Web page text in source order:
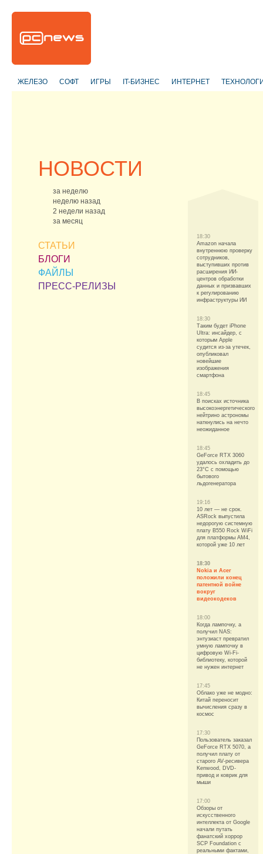
ЖЕЛЕЗО СОФТ ИГРЫ IT-БИЗНЕС ИНТЕРНЕТ
НОВОСТИ
за неделю
неделю назад
2 недели назад
за месяц
СТАТЬИ
БЛОГИ
ФАЙЛЫ
ПРЕСС-РЕЛИЗЫ
18:30
Amazon начала
внутреннюю проверку
сотрудников,
выступивших против
расширения ИИ-
центров обработки
данных и призвавших
к регулированию
инфраструктуры ИИ
18:30
Таким будет iPhone
Ultra: инсайдер, с
которым Apple
судится из-за утечек,
опубликовал
новейшие
изображения
смартфона
18:45
В поисках источника
высокоэнергетического
нейтрино астрономы
наткнулись на нечто
неожиданное
18:45
GeForce RTX 3060
удалось охладить до
23°C с помощью
бытового
льдогенератора
19:16
10 лет — не срок.
ASRock выпустила
недорогую системную
плату B550 Rock WiFi
для платформы AM4,
которой уже 10 лет
18:30
Nokia и Acer
положили конец
патентной войне
вокруг
видеокодеков
18:00
Когда лампочку, а
получил NAS:
энтузиаст превратил
умную лампочку в
цифровую Wi-Fi-
библиотеку, которой
не нужен интернет
17:45
Облако уже не модно:
Китай переносит
вычисления сразу в
космос
17:30
Пользователь заказал
GeForce RTX 5070, а
получил плату от
старого AV-ресивера
Kenwood, DVD-
привод и коврик для
мыши
17:00
Обзоры от
искусственного
интеллекта от Google
начали путать
фанатский хоррор
SCP Foundation с
реальными фактами,